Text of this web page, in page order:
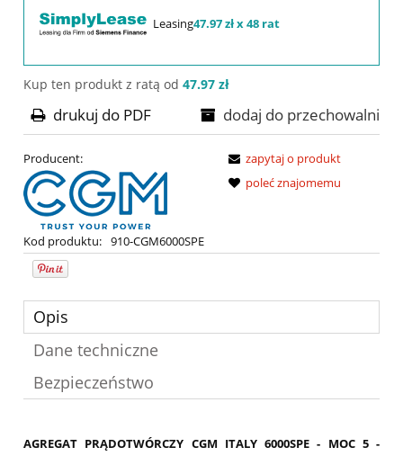
Leasing47.97 zł x 48 rat
Kup ten produkt z ratą od 47.97 zł
dodaj do przechowalni
drukuj do PDF
Producent:
Kod produktu: 910-CGM6000SPE
zapytaj o produkt
poleć znajomemu
Opis
Dane techniczne
Bezpieczeństwo
AGREGAT PRĄDOTWÓRCZY CGM ITALY 6000SPE - MOC 5 -